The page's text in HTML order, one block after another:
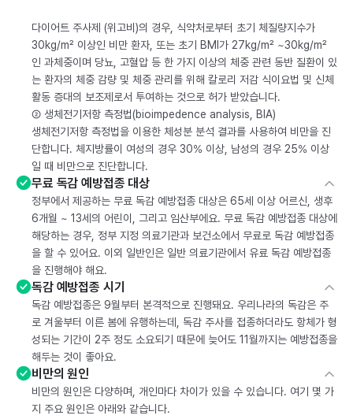
다이어트 주사제 (위고비)의 경우, 식약처로부터 초기 체질량지수가
30kg/m² 이상인 비만 환자, 또는 초기 BMI가 27kg/m² ~30kg/m²
인 과체중이며 당뇨, 고혈압 등 한 가지 이상의 체중 관련 동반 질환이 있
는 환자의 체중 감량 및 체중 관리를 위해 칼로리 저감 식이요법 및 신체
활동 증대의 보조제로서 투여하는 것으로 허가 받았습니다.
② 생체전기저항 측정법(bioimpedence analysis, BIA)
생체전기저항 측정법을 이용한 체성분 분석 결과를 사용하여 비만을 진
단합니다. 체지방률이 여성의 경우 30% 이상, 남성의 경우 25% 이상
일 때 비만으로 진단합니다.
무료 독감 예방접종 대상
정부에서 제공하는 무료 독감 예방접종 대상은 65세 이상 어르신, 생후
6개월 ~ 13세의 어린이, 그리고 임산부에요. 무료 독감 예방접종 대상에
해당하는 경우, 정부 지정 의료기관과 보건소에서 무료로 독감 예방접종
을 할 수 있어요. 이외 일반인은 일반 의료기관에서 유료 독감 예방접종
을 진행해야 해요.
독감 예방접종 시기
독감 예방접종은 9월부터 본격적으로 진행돼요. 우리나라의 독감은 주
로 겨울부터 이른 봄에 유행하는데, 독감 주사를 접종하더라도 항체가 형
성되는 기간이 2주 정도 소요되기 때문에 늦어도 11월까지는 예방접종을
해두는 것이 좋아요.
비만의 원인
비만의 원인은 다양하며, 개인마다 차이가 있을 수 있습니다. 여기 몇 가
지 주요 원인은 아래와 같습니다.